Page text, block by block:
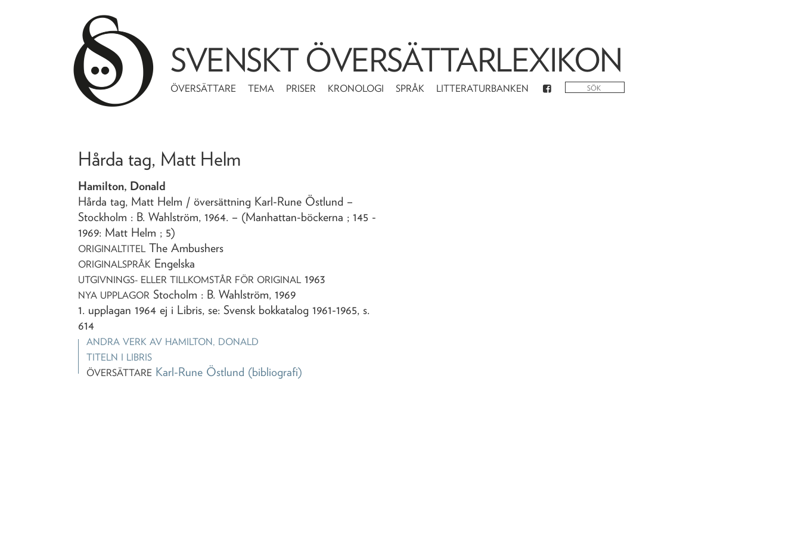
SVENSKT ÖVERSÄTTARLEXIKON
ÖVERSÄTTARE TEMA PRISER KRONOLOGI SPRÅK LITTERATURBANKEN
Hårda tag, Matt Helm
Hamilton, Donald
Hårda tag, Matt Helm / översättning Karl-Rune Östlund –
Stockholm : B. Wahlström,1964. – (Manhattan-böckerna ; 145 -
1969: Matt Helm ; 5)
ORIGINALTITEL The Ambushers
ORIGINALSPRÅK Engelska
UTGIVNINGS- ELLER TILLKOMSTÅR FÖR ORIGINAL 1963
NYA UPPLAGOR Stocholm : B. Wahlström, 1969
1. upplagan 1964 ej i Libris, se: Svensk bokkatalog 1961-1965, s.
614
ANDRA VERK AV HAMILTON, DONALD
TITELN I LIBRIS
ÖVERSÄTTARE Karl-Rune Östlund (bibliografi)